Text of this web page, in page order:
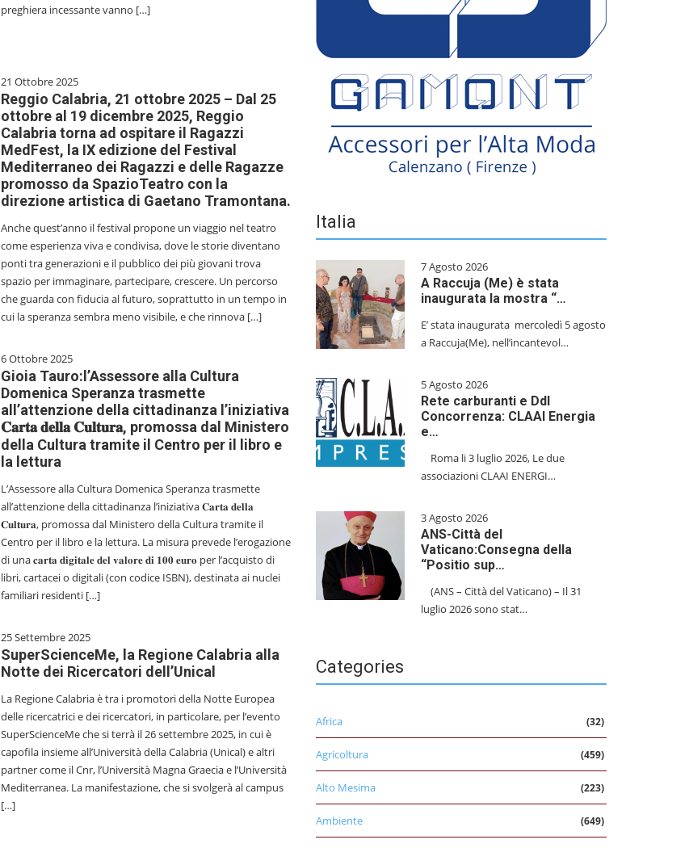
preghiera incessante vanno […]
21 Ottobre 2025
Reggio Calabria, 21 ottobre 2025 – Dal 25
ottobre al 19 dicembre 2025, Reggio
Calabria torna ad ospitare il Ragazzi
MedFest, la IX edizione del Festival
Mediterraneo dei Ragazzi e delle Ragazze
promosso da SpazioTeatro con la
direzione artistica di Gaetano Tramontana.
Anche quest’anno il festival propone un viaggio nel teatro
come esperienza viva e condivisa, dove le storie diventano
ponti tra generazioni e il pubblico dei più giovani trova
spazio per immaginare, partecipare, crescere. Un percorso
che guarda con fiducia al futuro, soprattutto in un tempo in
cui la speranza sembra meno visibile, e che rinnova […]
6 Ottobre 2025
Gioia Tauro:l’Assessore alla Cultura
Domenica Speranza trasmette
all’attenzione della cittadinanza l’iniziativa
𝐂𝐚𝐫𝐭𝐚 𝐝𝐞𝐥𝐥𝐚 𝐂𝐮𝐥𝐭𝐮𝐫𝐚, promossa dal Ministero
della Cultura tramite il Centro per il libro e
la lettura
L’Assessore alla Cultura Domenica Speranza trasmette
all’attenzione della cittadinanza l’iniziativa 𝐂𝐚𝐫𝐭𝐚 𝐝𝐞𝐥𝐥𝐚
𝐂𝐮𝐥𝐭𝐮𝐫𝐚, promossa dal Ministero della Cultura tramite il
Centro per il libro e la lettura. La misura prevede l’erogazione
di una 𝐜𝐚𝐫𝐭𝐚 𝐝𝐢𝐠𝐢𝐭𝐚𝐥𝐞 𝐝𝐞𝐥 𝐯𝐚𝐥𝐨𝐫𝐞 𝐝𝐢 𝟏𝟎𝟎 𝐞𝐮𝐫𝐨 per l’acquisto di
libri, cartacei o digitali (con codice ISBN), destinata ai nuclei
familiari residenti […]
25 Settembre 2025
SuperScienceMe, la Regione Calabria alla
Notte dei Ricercatori dell’Unical
La Regione Calabria è tra i promotori della Notte Europea
delle ricercatrici e dei ricercatori, in particolare, per l’evento
SuperScienceMe che si terrà il 26 settembre 2025, in cui è
capofila insieme all’Università della Calabria (Unical) e altri
partner come il Cnr, l’Università Magna Graecia e l’Università
Mediterranea. La manifestazione, che si svolgerà al campus
[…]
Italia
7 Agosto 2026
A Raccuja (Me) è stata
inaugurata la mostra “…
E’ stata inaugurata mercoledì 5 agosto
a Raccuja(Me), nell’incantevol…
5 Agosto 2026
Rete carburanti e Ddl
Concorrenza: CLAAI Energia
e…
​Roma li 3 luglio 2026, Le due
associazioni CLAAI ENERGI…
3 Agosto 2026
ANS-Città del
Vaticano:Consegna della
“Positio sup…
(ANS – Città del Vaticano) – Il 31
luglio 2026 sono stat…
Categories
Africa (32)
Agricoltura (459)
Alto Mesima (223)
Ambiente (649)